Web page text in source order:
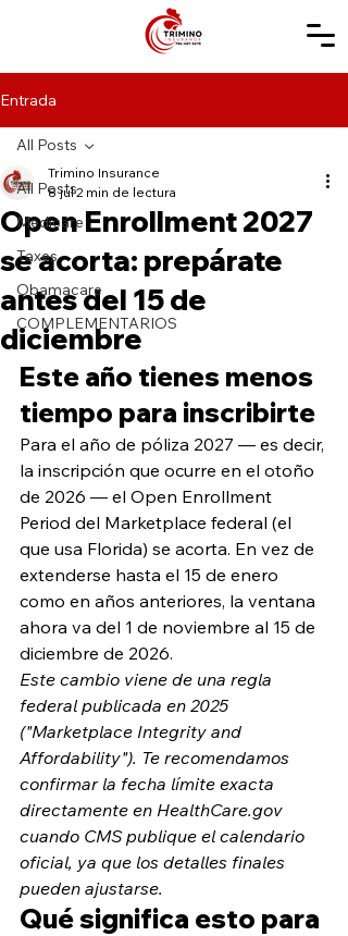
Entrada
All Posts
Medicare
Taxes
Obamacare
COMPLEMENTARIOS
All Posts
Open Enrollment 2027
se acorta: prepárate
antes del 15 de
diciembre
Trimino Insurance
8 jul2 min de lectura
Este año tienes menos
tiempo para inscribirte
Para el año de póliza 2027 — es decir,
la inscripción que ocurre en el otoño
de 2026 — el Open Enrollment
Period del Marketplace federal (el
que usa Florida) se acorta. En vez de
extenderse hasta el 15 de enero
como en años anteriores, la ventana
ahora va del 1 de noviembre al 15 de
diciembre de 2026.
Este cambio viene de una regla
federal publicada en 2025
("Marketplace Integrity and
Affordability"). Te recomendamos
confirmar la fecha límite exacta
directamente en HealthCare.gov
cuando CMS publique el calendario
oficial, ya que los detalles finales
pueden ajustarse.
Qué significa esto para